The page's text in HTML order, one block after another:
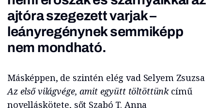
ajtóra szegezett varjak –
leányregénynek semmiképp
nem mondható.
Másképpen, de szintén elég vad Selyem Zsuzsa
Az első világvége, amit együtt töltöttünk című
novelláskötete, sőt Szabó T. Anna